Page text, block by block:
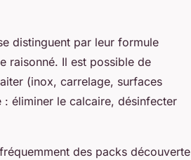
distinguent par leur formule
raisonné. Il est possible de
(inox, carrelage, surfaces
éliminer le calcaire, désinfecter
des packs découverte